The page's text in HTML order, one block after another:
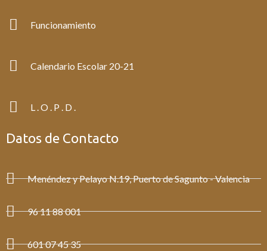
Funcionamiento
Calendario Escolar 20-21
L . O . P . D .
Datos de Contacto
Menéndez y Pelayo N.19, Puerto de Sagunto - Valencia
96 11 88 001
601 07 45 35